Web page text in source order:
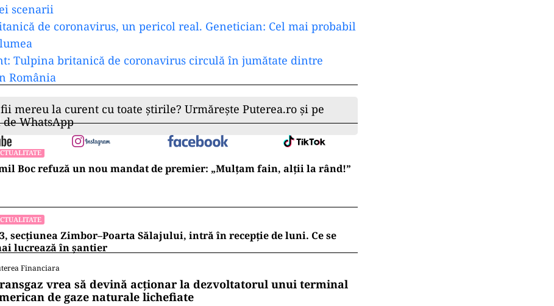
scenarii
de coronavirus, un pericol real. Genetician: Cel mai probabil
Tulpina britanică de coronavirus circulă în jumătate dintre
România
mereu la curent cu toate știrile? Urmărește Puterea.ro și pe
WhatsApp
Boc refuză un nou mandat de premier: „Mulțam fain, alții la rând!”
secțiunea Zimbor–Poarta Sălajului, intră în recepție de luni. Ce se
lucrează în șantier
Financiara
vrea să devină acționar la dezvoltatorul unui terminal
de gaze naturale lichefiate